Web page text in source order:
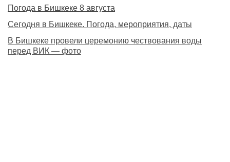
Погода в Бишкеке 8 августа
Сегодня в Бишкеке. Погода, мероприятия, даты
В Бишкеке провели церемонию чествования воды
перед ВИК — фото